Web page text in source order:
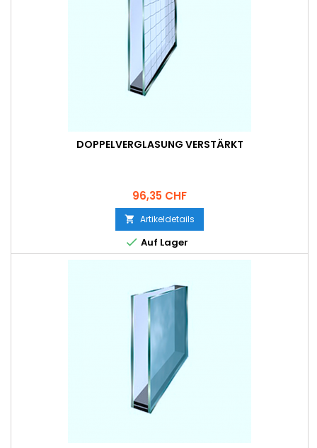
DOPPELVERGLASUNG VERSTÄRKT
Preis
96,35 CHF
 Artikeldetails
 Auf Lager